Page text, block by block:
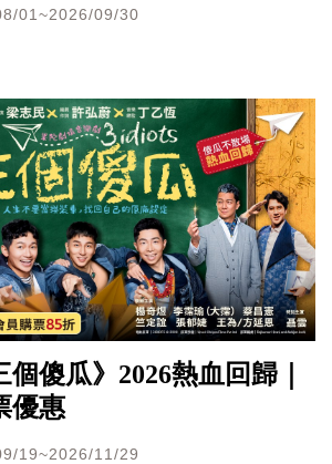
01~2026/09/30
傻瓜》2026熱血回歸｜
優惠
19~2026/11/29